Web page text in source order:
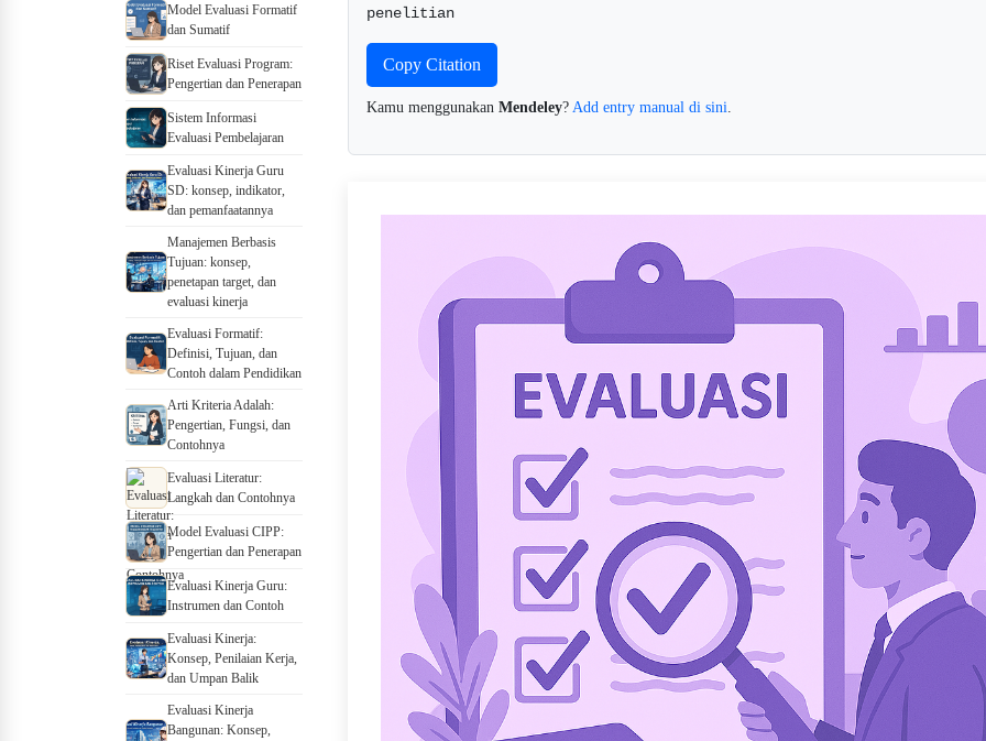
Model Evaluasi Formatif
dan Sumatif
Riset Evaluasi Program:
Pengertian dan Penerapan
Sistem Informasi
Evaluasi Pembelajaran
Evaluasi Kinerja Guru
SD: konsep, indikator,
dan pemanfaatannya
Manajemen Berbasis
Tujuan: konsep,
penetapan target, dan
evaluasi kinerja
Evaluasi Formatif:
Definisi, Tujuan, dan
Contoh dalam Pendidikan
Arti Kriteria Adalah:
Pengertian, Fungsi, dan
Contohnya
Evaluasi Literatur:
Langkah dan Contohnya
Model Evaluasi CIPP:
Pengertian dan Penerapan
Evaluasi Kinerja Guru:
Instrumen dan Contoh
Evaluasi Kinerja:
Konsep, Penilaian Kerja,
dan Umpan Balik
Evaluasi Kinerja
Bangunan: Konsep,
penelitian
Copy Citation
Kamu menggunakan Mendeley? Add entry manual di sini.